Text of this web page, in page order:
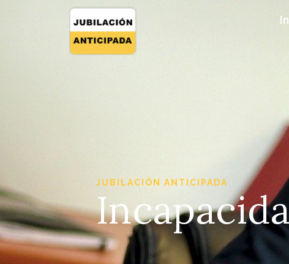
JUBILACIÓN ANTICIPADA